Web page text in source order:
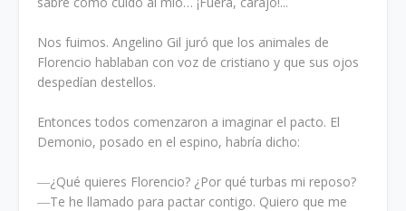
Nos fuimos. Angelino Gil juró que los animales de
Florencio hablaban con voz de cristiano y que sus ojos
despedían destellos.
Entonces todos comenzaron a imaginar el pacto. El
Demonio, posado en el espino, habría dicho:
―¿Qué quieres Florencio? ¿Por qué turbas mi reposo?
―Te he llamado para pactar contigo. Quiero que me